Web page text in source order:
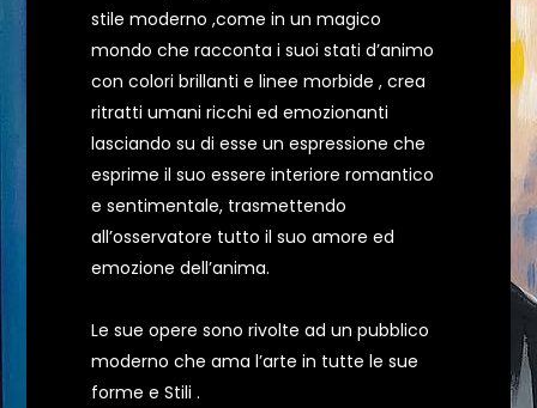
stile moderno ,come in un magico
mondo che racconta i suoi stati d’animo
con colori brillanti e linee morbide , crea
ritratti umani ricchi ed emozionanti
lasciando su di esse un espressione che
esprime il suo essere interiore romantico
e sentimentale, trasmettendo
all’osservatore tutto il suo amore ed
emozione dell’anima.
Le sue opere sono rivolte ad un pubblico
moderno che ama l’arte in tutte le sue
forme e Stili .